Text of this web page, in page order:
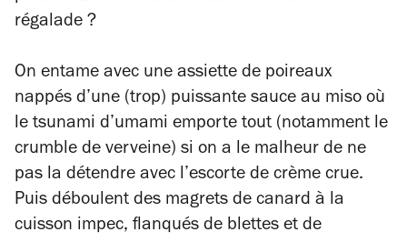
régalade ?
On entame avec une assiette de poireaux
nappés d’une (trop) puissante sauce au miso où
le tsunami d’umami emporte tout (notamment le
crumble de verveine) si on a le malheur de ne
pas la détendre avec l’escorte de crème crue.
Puis déboulent des magrets de canard à la
cuisson impec, flanqués de blettes et de